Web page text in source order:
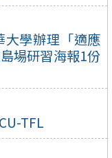
學辦理「適應
場研習海報1份
TFL